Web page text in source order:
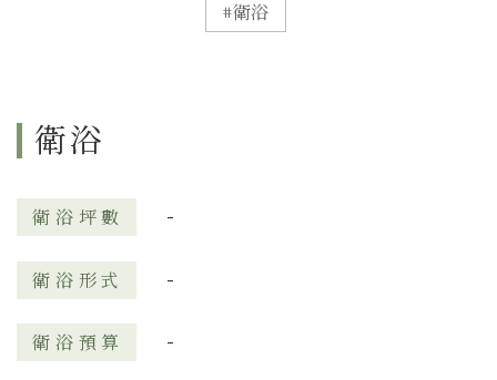
#衛浴
衛浴
衛浴坪數 -
衛浴形式 -
衛浴預算 -